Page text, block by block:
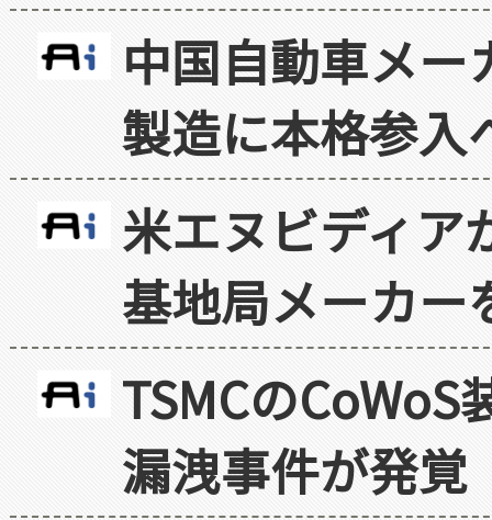
中国自動車メ
製造に本格参入
米エヌビディア
基地局メーカー
TSMCの
漏洩事件が発覚